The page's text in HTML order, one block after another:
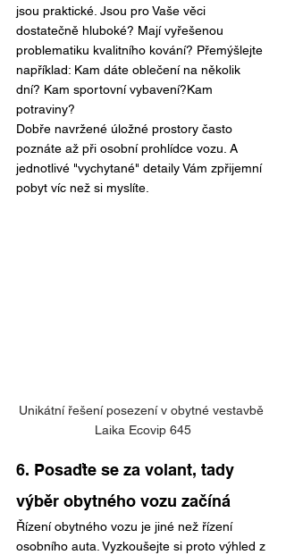
jsou praktické. Jsou pro Vaše věci
dostatečně hluboké? Mají vyřešenou
problematiku kvalitního kování? Přemýšlejte
například: Kam dáte oblečení na několik
dní? Kam sportovní vybavení?Kam
potraviny?
Dobře navržené úložné prostory často
poznáte až při osobní prohlídce vozu. A
jednotlivé "vychytané" detaily Vám zpřijemní
pobyt víc než si myslíte.
Unikátní řešení posezení v obytné vestavbě
Laika Ecovip 645
6. Posaďte se za volant, tady
výběr obytného vozu začíná
Řízení obytného vozu je jiné než řízení
osobního auta. Vyzkoušejte si proto výhled z